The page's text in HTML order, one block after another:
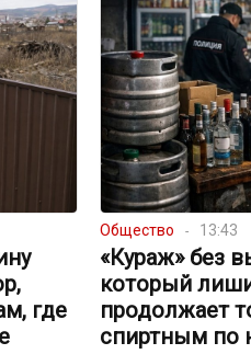
где
Общество 13:43
«Кураж» без
который
продолжает
спиртным по